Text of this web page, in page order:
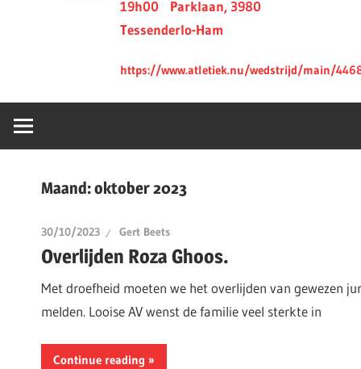
19h00
Parklaan, 3980
Tessenderlo-Ham
https://www.atletiek.nu/wedstrijd/main/
Maand:oktober 2023
30/10/2023 Gert Beets
Overlijden Roza Ghoos.
Met droefheid moeten we het overlijden van gewezen
melden. Looise AV wenst de familie veel sterkte in
Continue reading